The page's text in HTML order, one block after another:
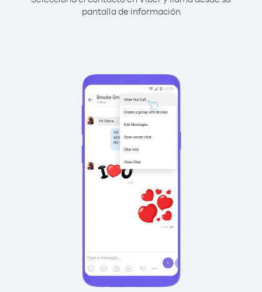
pantalla de información